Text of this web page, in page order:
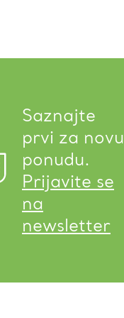
Saznajte
prvi za novu
ponudu.
Prijavite se
na
newsletter